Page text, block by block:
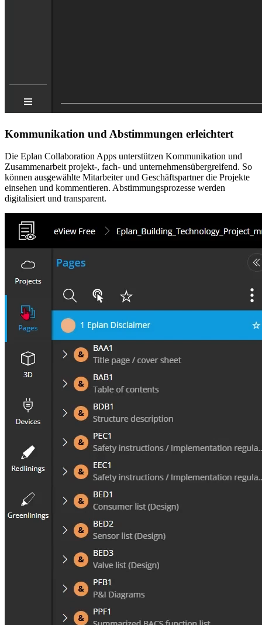
Kommunikation und Abstimmungen erleichtert
Die Eplan Collaboration Apps unterstützen Kommunikation und
Zusammenarbeit projekt-, fach- und unternehmensübergreifend. So
können ausgewählte Mitarbeiter und Geschäftspartner die Projekte
einsehen und kommentieren. Abstimmungsprozesse werden
digitalisiert und transparent.